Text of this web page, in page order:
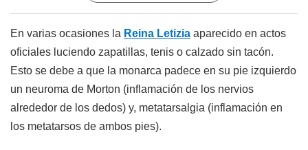
En varias ocasiones la Reina Letizia aparecido en actos
oficiales luciendo zapatillas, tenis o calzado sin tacón.
Esto se debe a que la monarca padece en su pie izquierdo
un neuroma de Morton (inflamación de los nervios
alrededor de los dedos) y, metatarsalgia (inflamación en
los metatarsos de ambos pies).